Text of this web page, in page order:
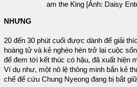
am the King [Ảnh: Daisy
NHƯNG
20 đến 30 phút cuối được dành để giải
hoàng tử và kẻ nghèo hèn trở lại cuộc
để đem tới kết thúc có hậu, đã xuất hiện
Ví dụ như, một nô lệ thông minh bắn kẻ
chế để cứu Chung Nyeong đang bị bắt